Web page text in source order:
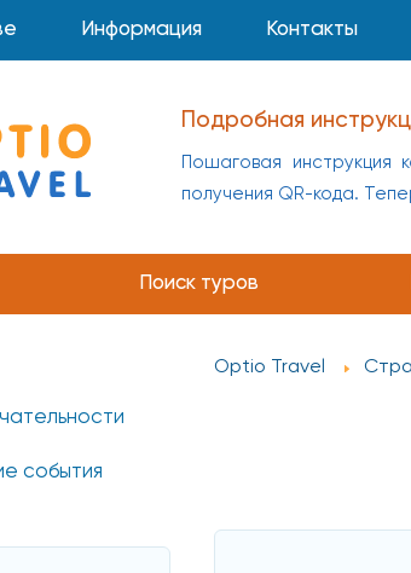
Информация Контакты
Подробная
Пошаговая инструкция
получения QR-кода.
Поиск туров
события
Optio Travel